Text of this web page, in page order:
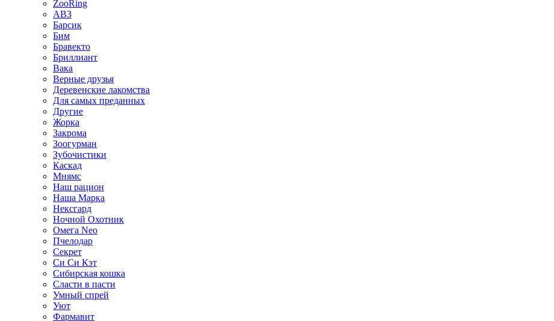
ZooRing
АВЗ
Барсик
Бим
Бравекто
Бриллиант
Вака
Верные друзья
Деревенские лакомства
Для самых преданных
Другие
Жорка
Закрома
Зоогурман
Зубочистики
Каскад
Мнямс
Наш рацион
Наша Марка
Нексгард
Ночной Охотник
Омега Neo
Пчелодар
Секрет
Си Си Кэт
Сибирская кошка
Сласти в пасти
Умный спрей
Уют
Фармавит